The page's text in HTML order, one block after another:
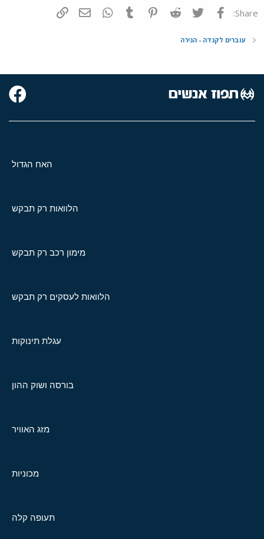
Share: פייסבוק Twitter
Reddit
Pinterest
Tumblr
WhatsAppדואר אלקטרוני
עוברים לקנדה - הגירה
האח הגדול
הלוואות רק תבקש
מימון רכב רק תבקש
הלוואות לעסקים רק תבקש
עגלת תינוקות
בורסה ושוק ההון
מזג האוויר
מכוניות
תעופה קלה